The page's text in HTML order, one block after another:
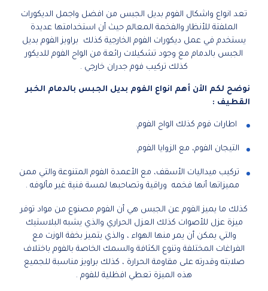
تعد انواع واشكال الفوم بديل الجبس من افضل واجمل الديكورات
الملفتة للأنظار والفخمة المعالم حيث أن استخدامتها عديدة
يستخدم في عمل ديكورات الفوم الخارجية كذلك براويز الفوم بديل
الجبس بالدمام مع وجود تشكيلات رائعة من الواح الفوم للديكور
كذلك تركيب فوم جدران خارجي .
نوضح لكم الأن أهم انواع الفوم بديل الجبس بالدمام الخبر
القطيف :
اطارات فوم كذلك الواح الفوم.
التيجان الفوم، مع الزوايا الفوم.
تركيب ميداليات الأسقف، مع الأعمدة الفوم المتنوعة والتي ممن
مميزاتها أنها فخمه وراقية وتصاحبها لمسة فنية غير مألوفه .
كذلك ما يميز الفوم عن الجبس هي أن الفوم مصنوع من مواد توفر
ميزة عزل للأصوات كذلك العزل الحراري والذي يشبه البلاستيك
والتي يمكن أن يمر منها الهواء ، والذي يتميز بخفة الوزت مع
الفراغات المختلفة وتنوع الكثافة والسمك الخاصة بالفوم باختلاف
صلابته وقدرته على مقاومة الحرارة ، كذلك براويز مناسبة للجميع
هذه الميزة تعطي افظلية للفوم .